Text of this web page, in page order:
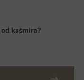
kašmira?